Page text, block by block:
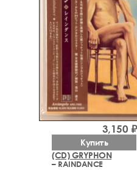
(CD) GRYPHON
– RAINDANCE
3,150 ₽
Купить